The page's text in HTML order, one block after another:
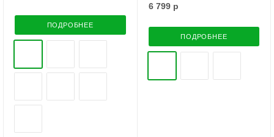
ПОДРОБНЕЕ
6 799р
ПОДРОБНЕЕ